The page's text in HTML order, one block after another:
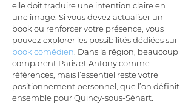
elle doit traduire une intention claire en
une image. Si vous devez actualiser un
book ou renforcer votre présence, vous
pouvez explorer les possibilités dédiées sur
book comédien . Dans la région, beaucoup
comparent Paris et Antony comme
références, mais l’essentiel reste votre
positionnement personnel, que l’on définit
ensemble pour Quincy-sous-Sénart.